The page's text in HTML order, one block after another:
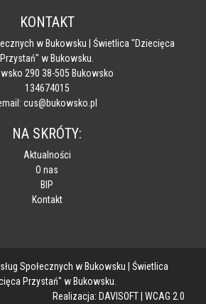
KONTAKT
w Bukowsku | Świetlica "Dziecięca
Przystań" w Bukowsku.
290 38-505 Bukowsko
134674015
cus@bukowsko.pl
NA SKRÓTY:
Aktualności
O nas
BIP
Kontakt
Społecznych w Bukowsku | Świetlica
Przystań" w Bukowsku.
Realizacja: DAVISOFT WCAG 2.0